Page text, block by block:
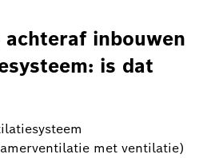
inbouwen
is dat
met ventilatie)